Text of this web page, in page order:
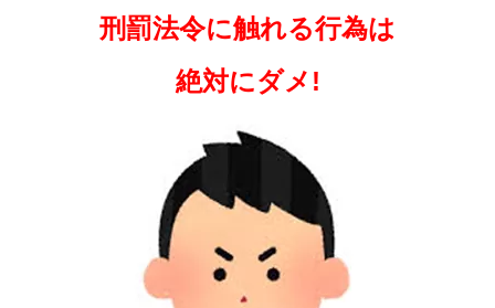
刑罰法令に触れる行為は
絶対にダメ!